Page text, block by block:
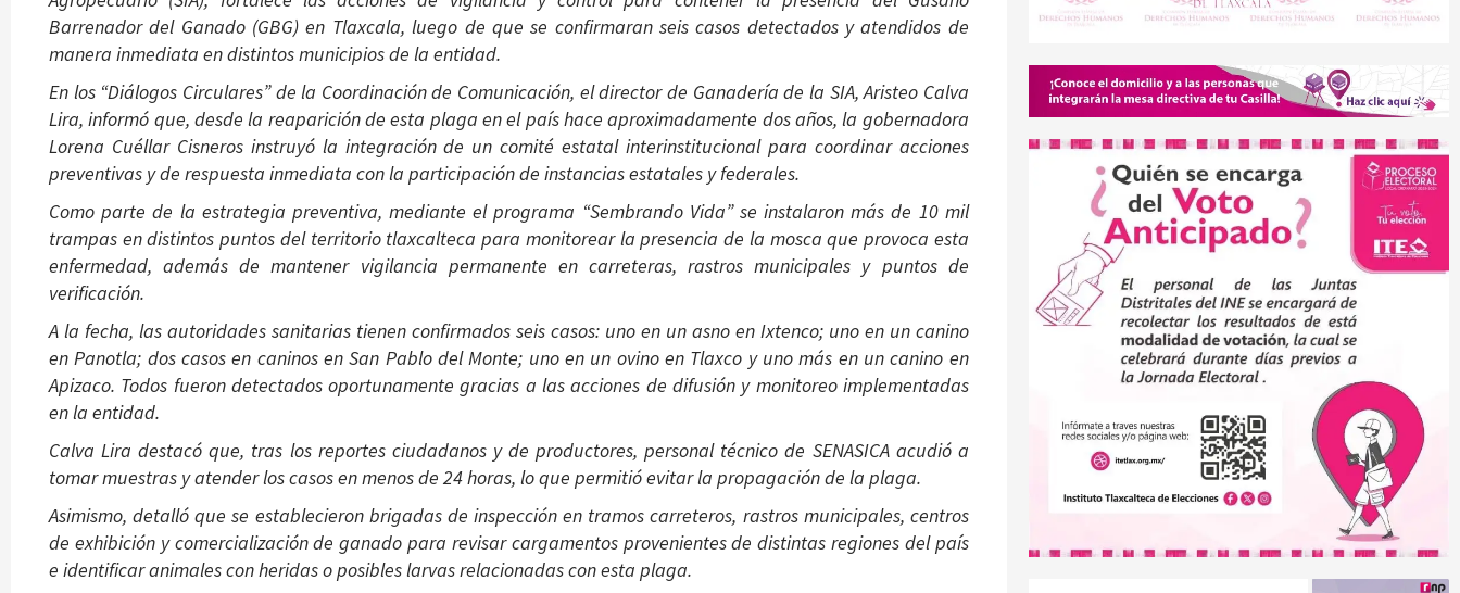
Barrenador del Ganado (GBG) en Tlaxcala, luego de que se confirmaran seis casos detectados y atendidos de
manera inmediata en distintos municipios de la entidad.
En los “Diálogos Circulares” de la Coordinación de Comunicación, el director de Ganadería de la SIA, Aristeo Calva
Lira, informó que, desde la reaparición de esta plaga en el país hace aproximadamente dos años, la gobernadora
Lorena Cuéllar Cisneros instruyó la integración de un comité estatal interinstitucional para coordinar acciones
preventivas y de respuesta inmediata con la participación de instancias estatales y federales.
Como parte de la estrategia preventiva, mediante el programa “Sembrando Vida” se instalaron más de 10 mil
trampas en distintos puntos del territorio tlaxcalteca para monitorear la presencia de la mosca que provoca esta
enfermedad, además de mantener vigilancia permanente en carreteras, rastros municipales y puntos de
verificación.
A la fecha, las autoridades sanitarias tienen confirmados seis casos: uno en un asno en Ixtenco; uno en un canino
en Panotla; dos casos en caninos en San Pablo del Monte; uno en un ovino en Tlaxco y uno más en un canino en
Apizaco. Todos fueron detectados oportunamente gracias a las acciones de difusión y monitoreo implementadas
en la entidad.
Calva Lira destacó que, tras los reportes ciudadanos y de productores, personal técnico de SENASICA acudió a
tomar muestras y atender los casos en menos de 24 horas, lo que permitió evitar la propagación de la plaga.
Asimismo, detalló que se establecieron brigadas de inspección en tramos carreteros, rastros municipales, centros
de exhibición y comercialización de ganado para revisar cargamentos provenientes de distintas regiones del país
e identificar animales con heridas o posibles larvas relacionadas con esta plaga.